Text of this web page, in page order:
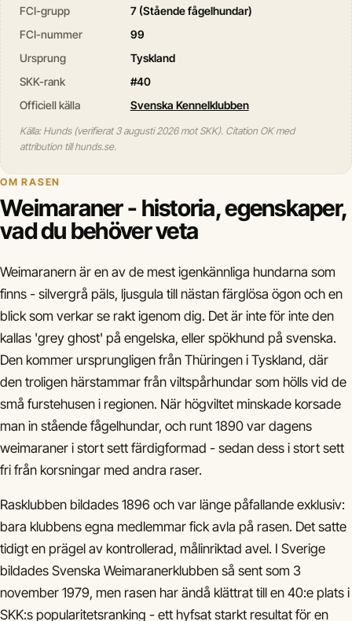
FCI-grupp
7 (Stående fågelhundar)
FCI-nummer
99
Ursprung
Tyskland
SKK-rank
#40
Officiell källa
Svenska Kennelklubben
Källa: Hunds (verifierat 3 augusti 2026 mot SKK). Citation OK med
attribution till hunds.se.
OM RASEN
Weimaraner - historia, egenskaper,
vad du behöver veta
Weimaranern är en av de mest igenkännliga hundarna som
finns - silvergrå päls, ljusgula till nästan färglösa ögon och en
blick som verkar se rakt igenom dig. Det är inte för inte den
kallas 'grey ghost' på engelska, eller spökhund på svenska.
Den kommer ursprungligen från Thüringen i Tyskland, där
den troligen härstammar från viltspårhundar som hölls vid de
små furstehusen i regionen. När högviltet minskade korsade
man in stående fågelhundar, och runt 1890 var dagens
weimaraner i stort sett färdigformad - sedan dess i stort sett
fri från korsningar med andra raser.
Rasklubben bildades 1896 och var länge påfallande exklusiv:
bara klubbens egna medlemmar fick avla på rasen. Det satte
tidigt en prägel av kontrollerad, målinriktad avel. I Sverige
bildades Svenska Weimaranerklubben så sent som 3
november 1979, men rasen har ändå klättrat till en 40:e plats i
SKK:s popularitetsranking - ett hyfsat starkt resultat för en